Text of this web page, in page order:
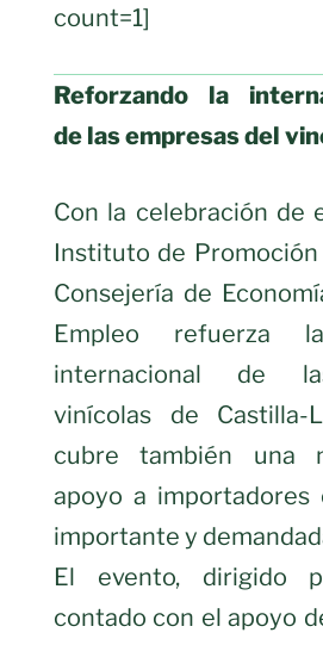
count=1]
Reforzando la
de las empresas del
Con la celebración de
Instituto de
Consejería de
Empleo refuerza
internacional de
vinícolas de Castilla-
cubre también una
apoyo a importadores
importante y
El evento, dirigido
contado con el apoyo